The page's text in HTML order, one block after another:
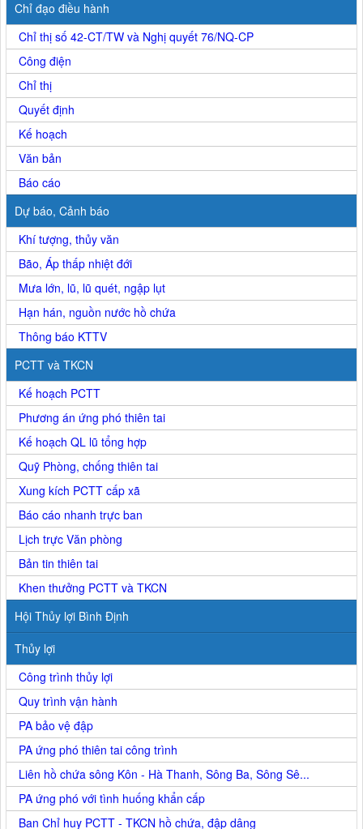
Chỉ đạo điều hành
Chỉ thị số 42-CT/TW và Nghị quyết 76/NQ-CP
Công điện
Chỉ thị
Quyết định
Kế hoạch
Văn bản
Báo cáo
Dự báo, Cảnh báo
Khí tượng, thủy văn
Bão, Áp thấp nhiệt đới
Mưa lớn, lũ, lũ quét, ngập lụt
Hạn hán, nguồn nước hồ chứa
Thông báo KTTV
PCTT và TKCN
Kế hoạch PCTT
Phương án ứng phó thiên tai
Kế hoạch QL lũ tổng hợp
Quỹ Phòng, chống thiên tai
Xung kích PCTT cấp xã
Báo cáo nhanh trực ban
Lịch trực Văn phòng
Bản tin thiên tai
Khen thưởng PCTT và TKCN
Hội Thủy lợi Bình Định
Thủy lợi
Công trình thủy lợi
Quy trình vận hành
PA bảo vệ đập
PA ứng phó thiên tai công trình
Liên hồ chứa sông Kôn - Hà Thanh, Sông Ba, Sông Sê...
PA ứng phó với tình huống khẩn cấp
Ban Chỉ huy PCTT - TKCN hồ chứa, đập dâng